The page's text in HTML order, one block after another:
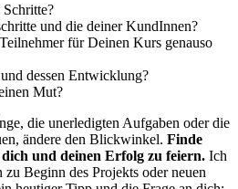
und die deiner KundInnen?
für Deinen Kurs genauso
dessen Entwicklung?
Mut?
die unerledigten Aufgaben oder die
ändere den Blickwinkel. Finde
und deinen Erfolg zu feiern. Ich
zu Beginn des Projekts oder neuen